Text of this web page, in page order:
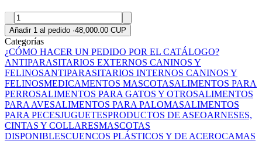
Añadir 1 al pedido ·48,000.00 CUP
Categorías
¿CÓMO HACER UN PEDIDO POR EL CATÁLOGO?
ANTIPARASITARIOS EXTERNOS CANINOS Y
FELINOSANTIPARASITARIOS INTERNOS CANINOS Y
FELINOSMEDICAMENTOS MASCOTASALIMENTOS PARA
PERROSALIMENTOS PARA GATOS Y OTROSALIMENTOS
PARA AVESALIMENTOS PARA PALOMASALIMENTOS
PARA PECESJUGUETESPRODUCTOS DE ASEOARNESES,
CINTAS Y COLLARESMASCOTAS
DISPONIBLESCUENCOS PLÁSTICOS Y DE ACEROCAMAS